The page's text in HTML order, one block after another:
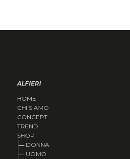
ALFIERI
HOME
CHI SIAMO
CONCEPT
TREND
SHOP
DONNA
UOMO